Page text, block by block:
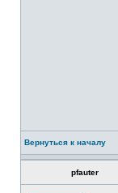
Вернуться к началу
pfauter